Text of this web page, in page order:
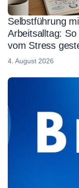
Selbstführung
Arbeitsalltag:
vom Stress
4. August 2026
2026